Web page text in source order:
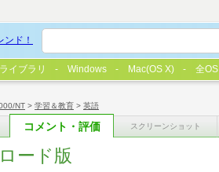
NT > 学習＆教育 > 英語
コメント・評価 スクリーンショット
ード版
ンド！
ライブラリ Windows Mac(OS X) 全OS